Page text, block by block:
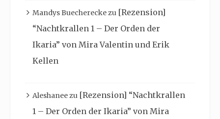
Mandys Buechereckezu [Rezension]
“Nachtkrallen 1 – Der Orden der
Ikaria” von Mira Valentin und Erik
Kellen
Aleshaneezu [Rezension] “Nachtkrallen
1 – Der Orden der Ikaria” von Mira